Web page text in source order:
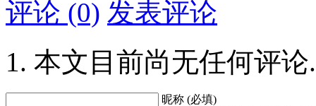
评论 (0) 发表评论
本文目前尚无任何评论.
昵称 (必填)